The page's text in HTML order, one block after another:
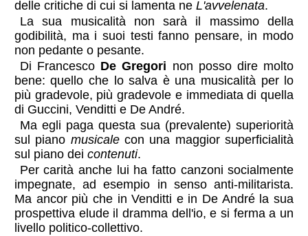
delle critiche di cui si lamenta ne L'avvelenata.
La sua musicalità non sarà il massimo della
godibilità, ma i suoi testi fanno pensare, in modo
non pedante o pesante.
Di Francesco De Gregori non posso dire molto
bene: quello che lo salva è una musicalità per lo
più gradevole, più gradevole e immediata di quella
di Guccini, Venditti e De André.
Ma egli paga questa sua (prevalente) superiorità
sul piano musicalecon una maggior superficialità
sul piano dei contenuti.
Per carità anche lui ha fatto canzoni socialmente
impegnate, ad esempio in senso anti-militarista.
Ma ancor più che in Venditti e in De André la sua
prospettiva elude il dramma dell'io, e si ferma a un
livello politico-collettivo.